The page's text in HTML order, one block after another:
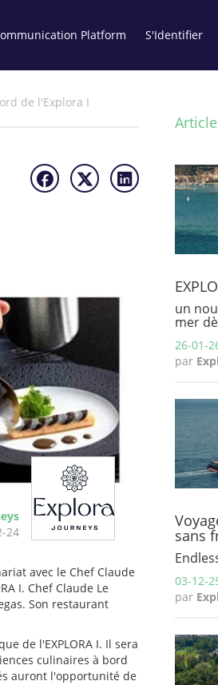
Platform S'Identifier
de l'Explora I
24
avec le Chef Claude
I. Chef Claude Le
Son restaurant
de l'EXPLORA I. Il sera
culinaires à bord
auront l'opportunité de
un
mer
26-01-
par
sans
03-12-
par